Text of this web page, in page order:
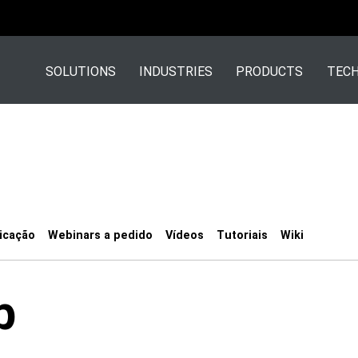
SOLUTIONS INDUSTRIES PRODUCTS
Webinars a pedido Vídeos Tutoriais Wiki